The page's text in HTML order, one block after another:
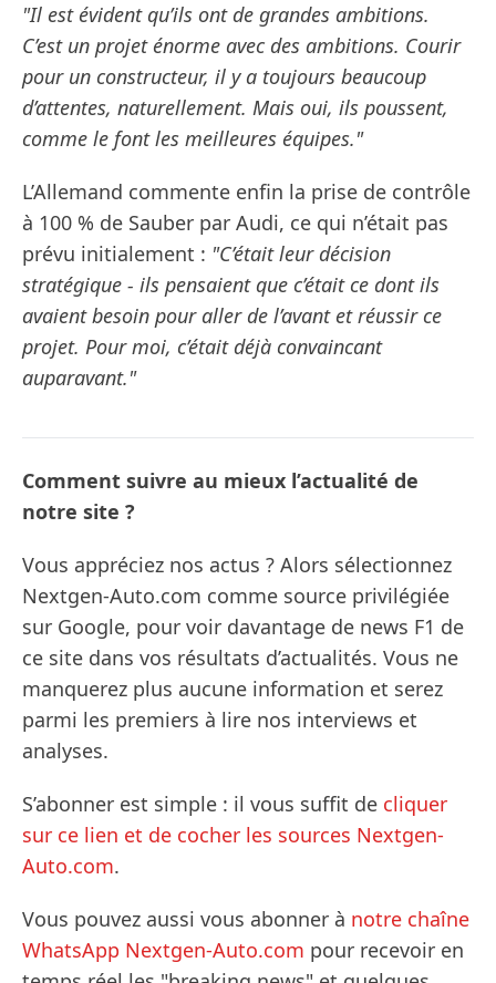
"Il est évident qu’ils ont de grandes ambitions.
C’est un projet énorme avec des ambitions. Courir
pour un constructeur, il y a toujours beaucoup
d’attentes, naturellement. Mais oui, ils poussent,
comme le font les meilleures équipes."
L’Allemand commente enfin la prise de contrôle
à 100 % de Sauber par Audi, ce qui n’était pas
prévu initialement : "C’était leur décision
stratégique - ils pensaient que c’était ce dont ils
avaient besoin pour aller de l’avant et réussir ce
projet. Pour moi, c’était déjà convaincant
auparavant."
Comment suivre au mieux l’actualité de
notre site ?
Vous appréciez nos actus ? Alors sélectionnez
Nextgen-Auto.com comme source privilégiée
sur Google, pour voir davantage de news F1 de
ce site dans vos résultats d’actualités. Vous ne
manquerez plus aucune information et serez
parmi les premiers à lire nos interviews et
analyses.
S’abonner est simple : il vous suffit de cliquer
sur ce lien et de cocher les sources Nextgen-
Auto.com.
Vous pouvez aussi vous abonner à notre chaîne
WhatsApp Nextgen-Auto.com pour recevoir en